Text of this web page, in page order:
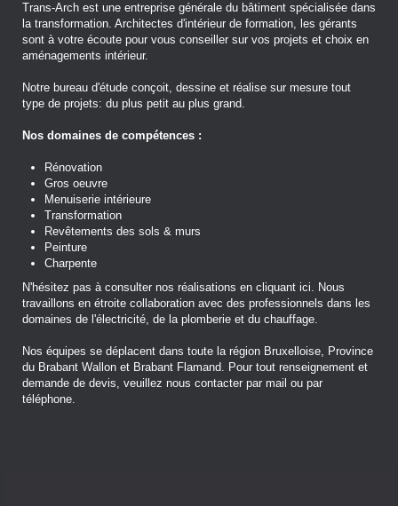
Trans-Arch est une entreprise générale du bâtiment spécialisée dans
la transformation. Architectes d'intérieur de formation, les gérants
sont à votre écoute pour vous conseiller sur vos projets et choix en
aménagements intérieur.
Notre bureau d'étude conçoit, dessine et réalise sur mesure tout
type de projets: du plus petit au plus grand.
Nos domaines de compétences :
Rénovation
Gros oeuvre
Menuiserie intérieure
Transformation
Revêtements des sols & murs
Peinture
Charpente
N'hésitez pas à consulter nos réalisations en cliquant ici. Nous
travaillons en étroite collaboration avec des professionnels dans les
domaines de l'électricité, de la plomberie et du chauffage.
Nos équipes se déplacent dans toute la région Bruxelloise, Province
du Brabant Wallon et Brabant Flamand. Pour tout renseignement et
demande de devis, veuillez nous contacter par mail ou par
téléphone.